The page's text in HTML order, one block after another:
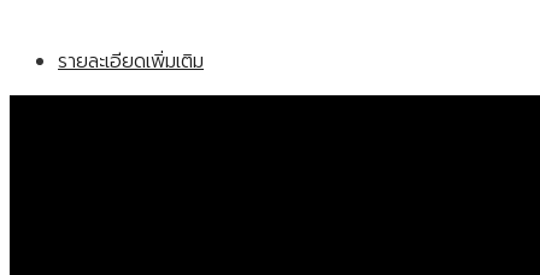
Mouse
(Graphite)
รายละเอียดเพิ่มเติม